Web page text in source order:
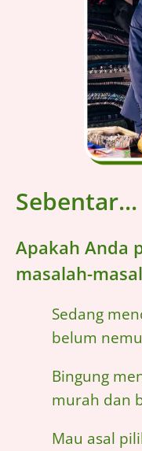
Sebentar...
Apakah Anda
masalah-
Sedang
belum
Bingung
murah dan
Mau asal